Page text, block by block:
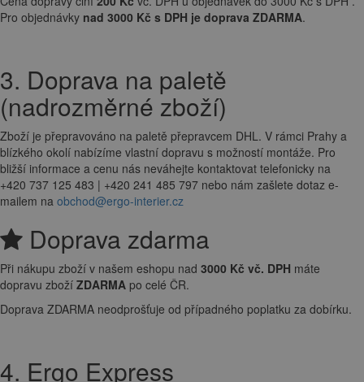
Pro objednávky nad 3000 Kč s DPH je doprava ZDARMA.
3. Doprava na paletě
(nadrozměrné zboží)
Zboží je přepravováno na paletě přepravcem DHL. V rámci Prahy a
blízkého okolí nabízíme vlastní dopravu s možností montáže. Pro
bližší informace a cenu nás neváhejte kontaktovat telefonicky na
+420 737 125 483 | +420 241 485 797 nebo nám zašlete dotaz e-
mailem na obchod@ergo-interier.cz
Doprava zdarma
Při nákupu zboží v našem eshopu nad 3000 Kč vč. DPH máte
dopravu zboží ZDARMA po celé ČR.
Doprava ZDARMA neodprošťuje od případného poplatku za dobírku.
4. Ergo Express